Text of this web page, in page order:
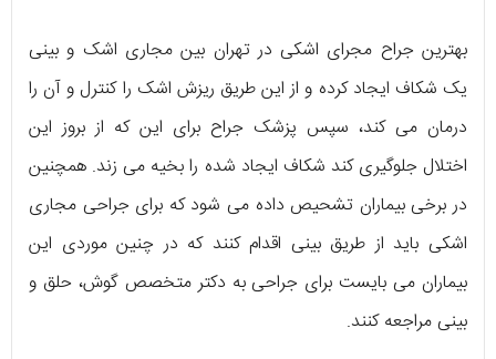
بهترین جراح مجرای اشکی در تهران بین مجاری اشک و بینی
یک شکاف ایجاد کرده و از این طریق ریزش اشک را کنترل و آن را
درمان می کند، سپس پزشک جراح برای این که از بروز این
اختلال جلوگیری کند شکاف ایجاد شده را بخیه می زند. همچنین
در برخی بیماران تشحیص داده می شود که برای جراحی مجاری
اشکی باید از طریق بینی اقدام کنند که در چنین موردی این
بیماران می بایست برای جراحی به دکتر متخصص گوش، حلق و
بینی مراجعه کنند.